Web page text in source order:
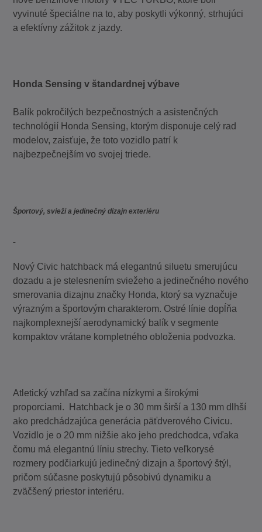
vyvinuté špeciálne na to, aby poskytli výkonný, strhujúci
a efektívny zážitok z jazdy.
Honda Sensing v štandardnej výbave
Balík pokročilých bezpečnostných a asistenčných
technológií Honda Sensing, ktorým disponuje celý rad
modelov, zaisťuje, že toto vozidlo patrí k
najbezpečnejším vo svojej triede.
Športový, svieži a jedinečný dizajn exteriéru
Nový Civic hatchback má elegantnú siluetu smerujúcu
dozadu a je stelesnením sviežeho a jedinečného nového
smerovania dizajnu značky Honda, ktorý sa vyznačuje
výrazným a športovým charakterom. Ostré línie dopĺňa
najkomplexnejší aerodynamický balík v segmente
kompaktov vrátane kompletného obloženia podvozka.
Atletický vzhľad sa začína nízkymi a širokými
proporciami. Hatchback je o 30 mm širší a 130 mm dlhší
ako predchádzajúca generácia päťdverového Civicu.
Vozidlo je o 20 mm nižšie ako jeho predchodca, vďaka
čomu má elegantnú líniu strechy. Tieto veľkorysé
rozmery podčiarkujú jedinečný dizajn a športový štýl,
pričom súčasne poskytujú pôsobivú dynamiku a
zväčšený priestor interiéru.